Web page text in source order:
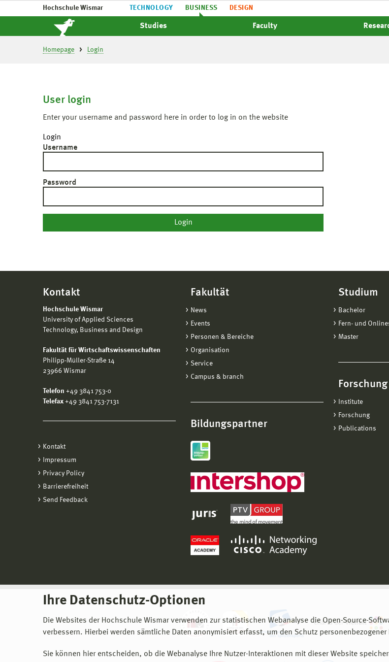
Hochschule Wismar TECHNOLOGY BUSINESS DESIGN
Studies Faculty
Homepage Login
Ihre Datenschutz-Optionen
Die Websites der Hochschule Wismar verwenden zur statistischen Webanalyse die Open-Source-
verbessern. Hierbei werden sämtliche Daten anonymisiert erfasst, um den Schutz personenbezogener
Sie können hier entscheiden, ob die Webanalyse Ihre Nutzer-Interaktionen mit dieser Website
User login
Enter your username and password here in order to log in on the website
Login
Username
Password
Kontakt
Hochschule Wismar
University of Applied Sciences
Technology, Business and Design
Fakultät für Wirtschaftswissenschaften
Philipp-Müller-Straße 14
23966 Wismar
Telefon +49 3841 753-0
Telefax +49 3841 753-7131
Kontakt
Impressum
Privacy Policy
Barrierefreiheit
Send Feedback
Fakultät
News
Events
Personen & Bereiche
Organisation
Service
Campus & branch
Bildungspartner
Studium
Bachelor
Fern- und
Master
Institute
Forschung
Publications